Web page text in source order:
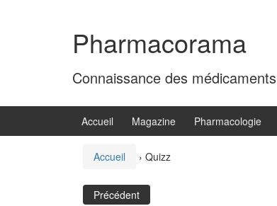
Pharmacorama
Connaissance des médicaments
Accueil Magazine Pharmacologie
Accueil › Quizz
Précédent